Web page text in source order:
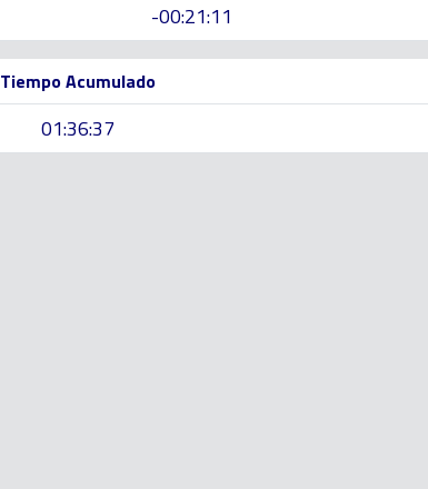
-00:21:11
Tiempo Acumulado
01:36:37